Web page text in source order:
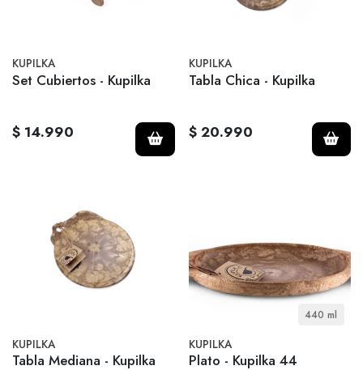
KUPILKA
Set Cubiertos - Kupilka
$ 14.990
KUPILKA
Tabla Chica - Kupilka
$ 20.990
KUPILKA
Tabla Mediana - Kupilka
440 ml
KUPILKA
Plato - Kupilka 44